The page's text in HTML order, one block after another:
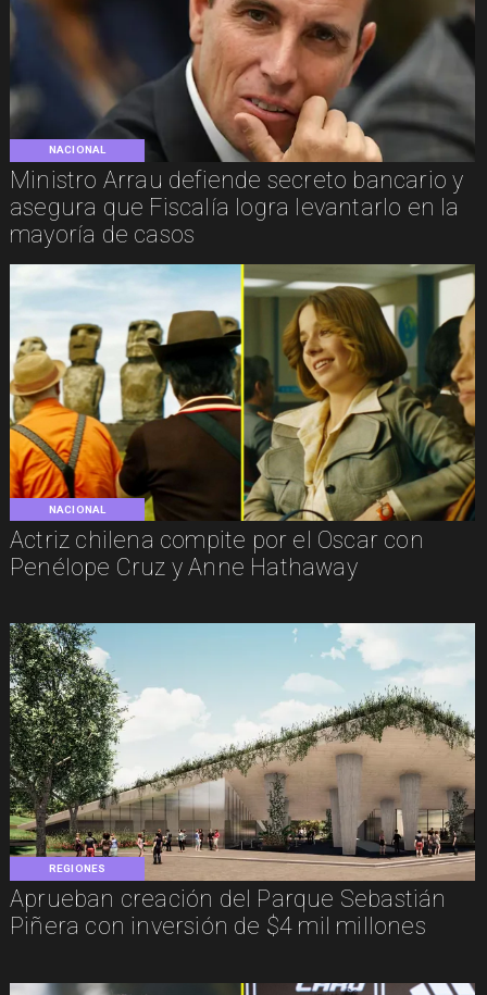
NACIONAL
Ministro Arrau defiende secreto bancario y
asegura que Fiscalía logra levantarlo en la
mayoría de casos
NACIONAL
Actriz chilena compite por el Oscar con
Penélope Cruz y Anne Hathaway
REGIONES
Aprueban creación del Parque Sebastián
Piñera con inversión de $4 mil millones